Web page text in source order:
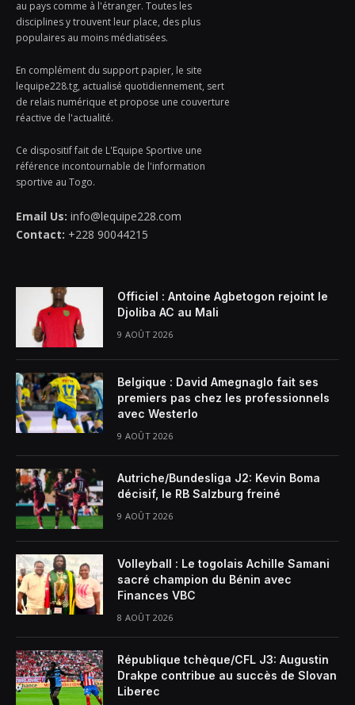
au pays comme à l'étranger. Toutes les
disciplines y trouvent leur place, des plus
populaires au moins médiatisées.
En complément du support papier, le site
lequipe228.tg, actualisé quotidiennement, sert
de relais numérique et propose une couverture
réactive de l'actualité.
Ce dispositif fait de L'Equipe Sportive une
référence incontournable de l'information
sportive au Togo.
Email Us: info@lequipe228.com
Contact: +228 90044215
Officiel : Antoine Agbetogon rejoint le
Djoliba AC au Mali
9 AOÛT 2026
Belgique : David Amegnaglo fait ses
premiers pas chez les professionnels
avec Westerlo
9 AOÛT 2026
Autriche/Bundesliga J2: Kevin Boma
décisif, le RB Salzburg freiné
9 AOÛT 2026
Volleyball : Le togolais Achille Samani
sacré champion du Bénin avec
Finances VBC
8 AOÛT 2026
République tchèque/CFL J3: Augustin
Drakpe contribue au succès de Slovan
Liberec